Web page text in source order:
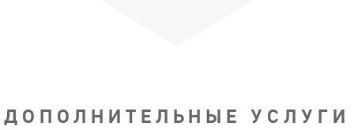
ДОПОЛНИТЕЛЬНЫЕ УСЛУГИ